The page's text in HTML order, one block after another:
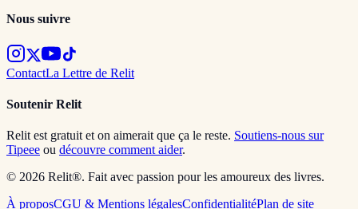
Nous suivre
ContactLa Lettre de Relit
Soutenir Relit
Relit est gratuit et on aimerait que ça le reste. Soutiens-nous sur
Tipeee ou découvre comment aider.
© 2026 Relit®. Fait avec passion pour les amoureux des livres.
À proposCGU & Mentions légalesConfidentialitéPlan de site